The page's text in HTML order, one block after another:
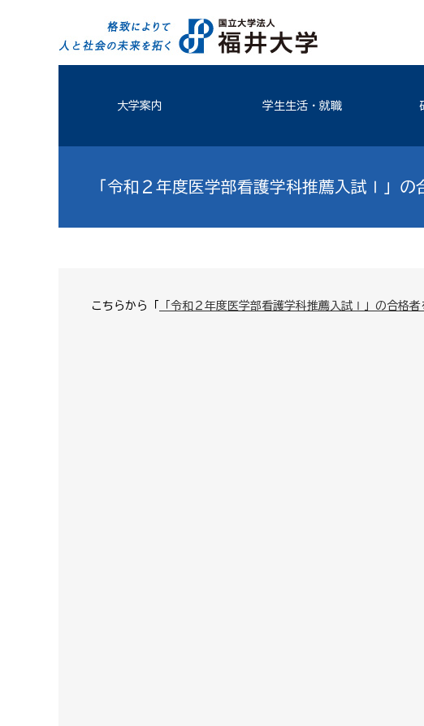
大学案内 学生生活・就職
「令和２年度医学部看護学科推薦入試Ⅰ」の
こちらから「 「令和２年度医学部看護学科推薦入試Ⅰ」の合格者